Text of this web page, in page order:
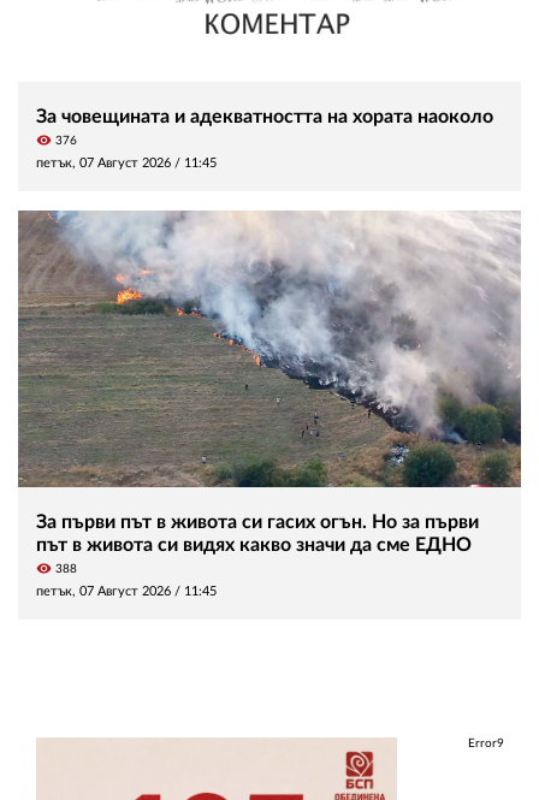
За човещината и адекватността на хората наоколо
visibility 376
петък, 07 Август 2026 / 11:45
За първи път в живота си гасих огън. Но за първи
път в живота си видях какво значи да сме ЕДНО
visibility 388
петък, 07 Август 2026 / 11:45
Error9